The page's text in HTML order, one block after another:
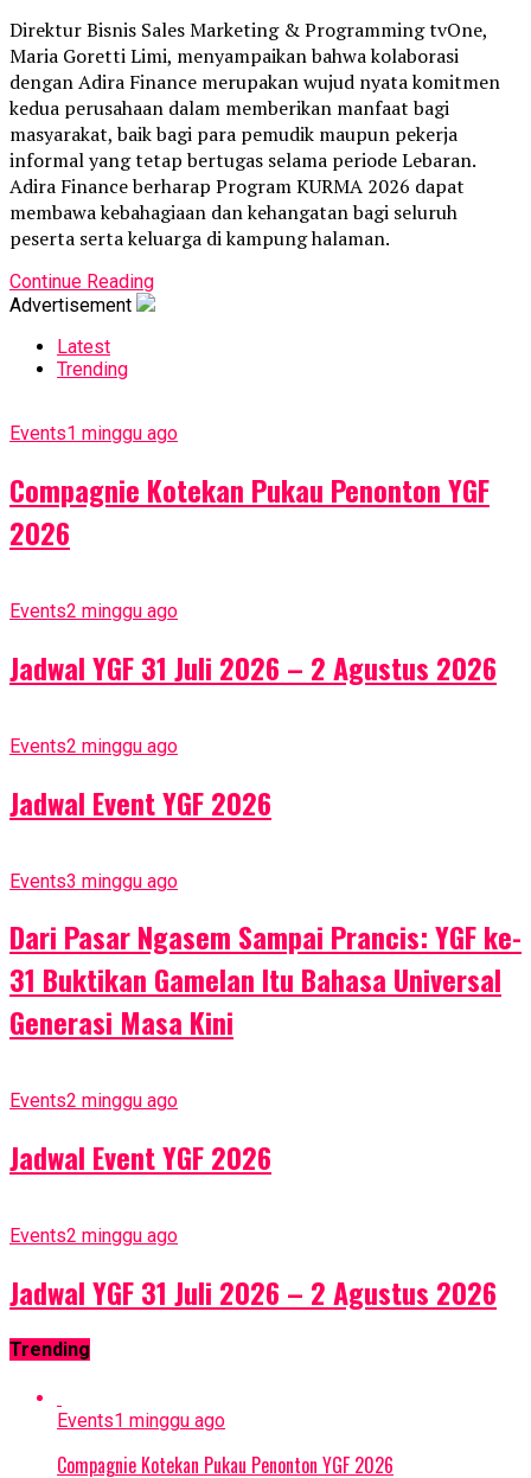
Direktur Bisnis Sales Marketing & Programming tvOne,
Maria Goretti Limi, menyampaikan bahwa kolaborasi
dengan Adira Finance merupakan wujud nyata komitmen
kedua perusahaan dalam memberikan manfaat bagi
masyarakat, baik bagi para pemudik maupun pekerja
informal yang tetap bertugas selama periode Lebaran.
Adira Finance berharap Program KURMA 2026 dapat
membawa kebahagiaan dan kehangatan bagi seluruh
peserta serta keluarga di kampung halaman.
Continue Reading
Advertisement
Latest
Trending
Events1 minggu ago
Compagnie Kotekan Pukau Penonton YGF
2026
Events2 minggu ago
Jadwal YGF 31 Juli 2026 – 2 Agustus 2026
Events2 minggu ago
Jadwal Event YGF 2026
Events3 minggu ago
Dari Pasar Ngasem Sampai Prancis: YGF ke-
31 Buktikan Gamelan Itu Bahasa Universal
Generasi Masa Kini
Events2 minggu ago
Jadwal Event YGF 2026
Events2 minggu ago
Jadwal YGF 31 Juli 2026 – 2 Agustus 2026
Trending
Events1 minggu ago
Compagnie Kotekan Pukau Penonton YGF 2026